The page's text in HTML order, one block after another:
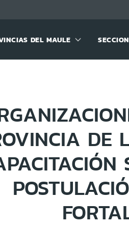
DEL MAULE
DE